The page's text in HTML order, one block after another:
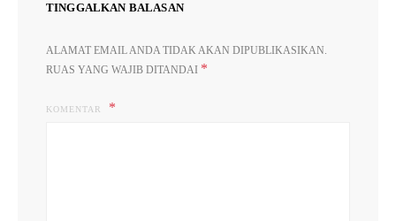
TINGGALKAN BALASAN
ALAMAT EMAIL ANDA TIDAK AKAN DIPUBLIKASIKAN.
RUAS YANG WAJIB DITANDAI *
KOMENTAR